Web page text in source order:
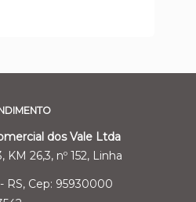
dos Vale Ltda
KM 26,3, nº 152, Linha
RS, Cep: 95930000